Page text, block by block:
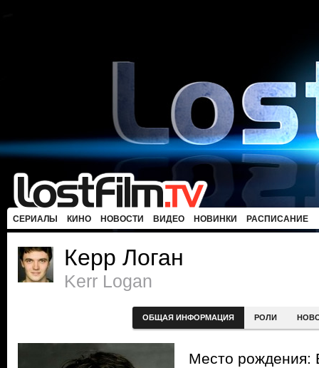
СЕРИАЛЫ КИНО НОВОСТИ ВИДЕО НОВИНКИ РАСПИСАНИЕ
Керр Логан
Kerr Logan
ОБЩАЯ ИНФОРМАЦИЯ РОЛИ
Место рождения: